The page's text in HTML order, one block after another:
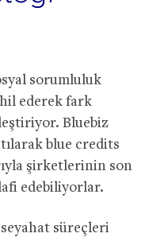
sorumluluk
ederek fark
Bluebiz
blue credits
şirketlerinin son
edebiliyorlar.
seyahat süreçleri